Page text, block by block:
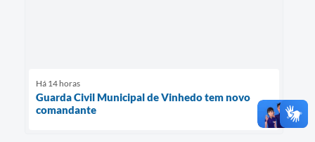
Há 14 horas
Guarda Civil Municipal de Vinhedo tem novo
comandante